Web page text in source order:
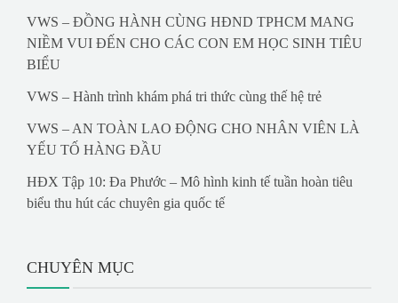
VWS – ĐỒNG HÀNH CÙNG HĐND TPHCM MANG
NIỀM VUI ĐẾN CHO CÁC CON EM HỌC SINH TIÊU
BIỂU
VWS – Hành trình khám phá tri thức cùng thế hệ trẻ
VWS – AN TOÀN LAO ĐỘNG CHO NHÂN VIÊN LÀ
YẾU TỐ HÀNG ĐẦU
HĐX Tập 10: Đa Phước – Mô hình kinh tế tuần hoàn tiêu
biểu thu hút các chuyên gia quốc tế
CHUYÊN MỤC